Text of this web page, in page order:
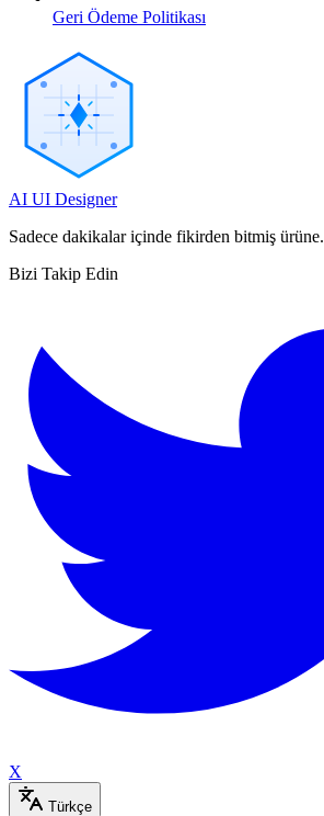
Geri Ödeme Politikası
AI UI Designer
Sadece dakikalar içinde fikirden bitmiş ürüne.
Bizi Takip Edin
X
Türkçe